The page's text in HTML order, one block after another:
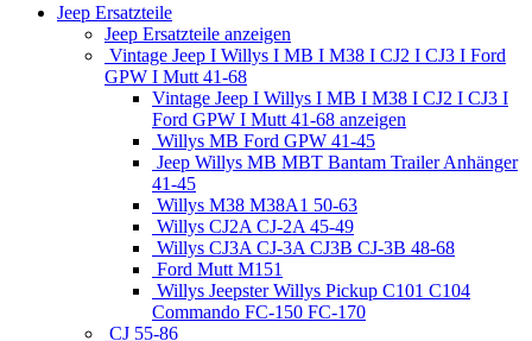
Jeep Ersatzteile
Jeep Ersatzteile anzeigen
Vintage Jeep I Willys I MB I M38 I CJ2 I CJ3 I Ford
GPW I Mutt 41-68
Vintage Jeep I Willys I MB I M38 I CJ2 I CJ3 I
Ford GPW I Mutt 41-68 anzeigen
Willys MB Ford GPW 41-45
Jeep Willys MB MBT Bantam Trailer Anhänger
41-45
Willys M38 M38A1 50-63
Willys CJ2A CJ-2A 45-49
Willys CJ3A CJ-3A CJ3B CJ-3B 48-68
Ford Mutt M151
Willys Jeepster Willys Pickup C101 C104
Commando FC-150 FC-170
CJ 55-86